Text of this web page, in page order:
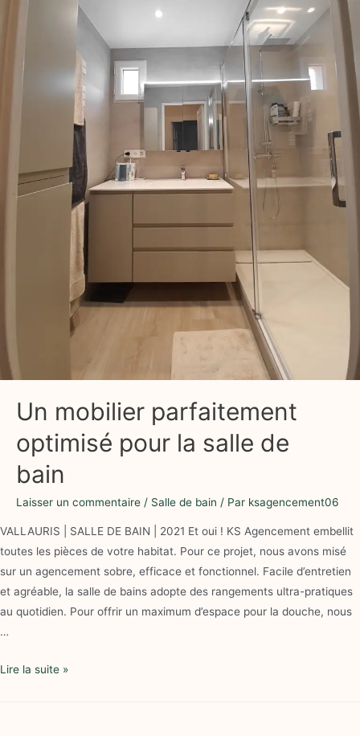
Un mobilier parfaitement
optimisé pour la salle de
bain
Laisser un commentaire / Salle de bain / Par ksagencement06
VALLAURIS | SALLE DE BAIN | 2021 Et oui ! KS Agencement embellit
toutes les pièces de votre habitat. Pour ce projet, nous avons misé
sur un agencement sobre, efficace et fonctionnel. Facile d’entretien
et agréable, la salle de bains adopte des rangements ultra-pratiques
au quotidien. Pour offrir un maximum d’espace pour la douche, nous
…
Lire la suite »